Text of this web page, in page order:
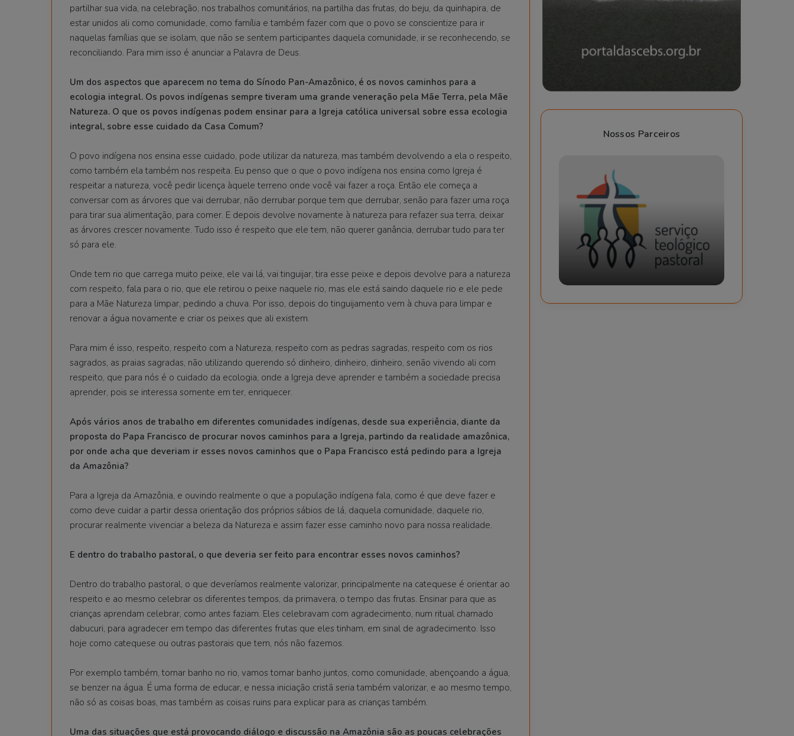
partilhar sua vida, na celebração, nos trabalhos comunitários, na partilha das frutas, do beju, da quinhapira, de
estar unidos ali como comunidade, como família e também fazer com que o povo se conscientize para ir
naquelas famílias que se isolam, que não se sentem participantes daquela comunidade, ir se reconhecendo, se
reconciliando. Para mim isso é anunciar a Palavra de Deus.
Um dos aspectos que aparecem no tema do Sínodo Pan-Amazônico, é os novos caminhos para a
ecologia integral. Os povos indígenas sempre tiveram uma grande veneração pela Mãe Terra, pela Mãe
Natureza. O que os povos indígenas podem ensinar para a Igreja católica universal sobre essa ecologia
integral, sobre esse cuidado da Casa Comum?
O povo indígena nos ensina esse cuidado, pode utilizar da natureza, mas também devolvendo a ela o respeito,
como também ela também nos respeita. Eu penso que o que o povo indígena nos ensina como Igreja é
respeitar a natureza, você pedir licença àquele terreno onde você vai fazer a roça. Então ele começa a
conversar com as árvores que vai derrubar, não derrubar porque tem que derrubar, senão para fazer uma roça
para tirar sua alimentação, para comer. E depois devolve novamente à natureza para refazer sua terra, deixar
as árvores crescer novamente. Tudo isso é respeito que ele tem, não querer ganância, derrubar tudo para ter
só para ele.
Onde tem rio que carrega muito peixe, ele vai lá, vai tinguijar, tira esse peixe e depois devolve para a natureza
com respeito, fala para o rio, que ele retirou o peixe naquele rio, mas ele está saindo daquele rio e ele pede
para a Mãe Natureza limpar, pedindo a chuva. Por isso, depois do tinguijamento vem à chuva para limpar e
renovar a água novamente e criar os peixes que ali existem.
Para mim é isso, respeito, respeito com a Natureza, respeito com as pedras sagradas, respeito com os rios
sagrados, as praias sagradas, não utilizando querendo só dinheiro, dinheiro, dinheiro, senão vivendo ali com
respeito, que para nós é o cuidado da ecologia, onde a Igreja deve aprender e também a sociedade precisa
aprender, pois se interessa somente em ter, enriquecer.
Após vários anos de trabalho em diferentes comunidades indígenas, desde sua experiência, diante da
proposta do Papa Francisco de procurar novos caminhos para a Igreja, partindo da realidade amazônica,
por onde acha que deveriam ir esses novos caminhos que o Papa Francisco está pedindo para a Igreja
da Amazônia?
Para a Igreja da Amazônia, e ouvindo realmente o que a população indígena fala, como é que deve fazer e
como deve cuidar a partir dessa orientação dos próprios sábios de lá, daquela comunidade, daquele rio,
procurar realmente vivenciar a beleza da Natureza e assim fazer esse caminho novo para nossa realidade.
E dentro do trabalho pastoral, o que deveria ser feito para encontrar esses novos caminhos?
Dentro do trabalho pastoral, o que deveríamos realmente valorizar, principalmente na catequese é orientar ao
respeito e ao mesmo celebrar os diferentes tempos, da primavera, o tempo das frutas. Ensinar para que as
crianças aprendam celebrar, como antes faziam. Eles celebravam com agradecimento, num ritual chamado
dabucuri, para agradecer em tempo das diferentes frutas que eles tinham, em sinal de agradecimento. Isso
hoje como catequese ou outras pastorais que tem, nós não fazemos.
Por exemplo também, tomar banho no rio, vamos tomar banho juntos, como comunidade, abençoando a água,
se benzer na água. É uma forma de educar, e nessa iniciação cristã seria também valorizar, e ao mesmo tempo,
não só as coisas boas, mas também as coisas ruins para explicar para as crianças também.
Uma das situações que está provocando diálogo e discussão na Amazônia são as poucas celebrações
Nossos Parceiros